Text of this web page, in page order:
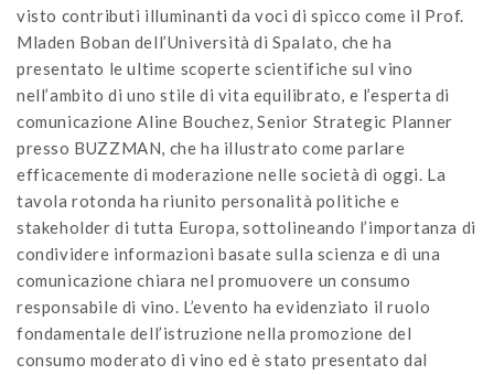
visto contributi illuminanti da voci di spicco come il Prof.
Mladen Boban dell’Università di Spalato, che ha
presentato le ultime scoperte scientifiche sul vino
nell’ambito di uno stile di vita equilibrato, e l’esperta di
comunicazione Aline Bouchez, Senior Strategic Planner
presso BUZZMAN, che ha illustrato come parlare
efficacemente di moderazione nelle società di oggi. La
tavola rotonda ha riunito personalità politiche e
stakeholder di tutta Europa, sottolineando l’importanza di
condividere informazioni basate sulla scienza e di una
comunicazione chiara nel promuovere un consumo
responsabile di vino. L’evento ha evidenziato il ruolo
fondamentale dell’istruzione nella promozione del
consumo moderato di vino ed è stato presentato dal